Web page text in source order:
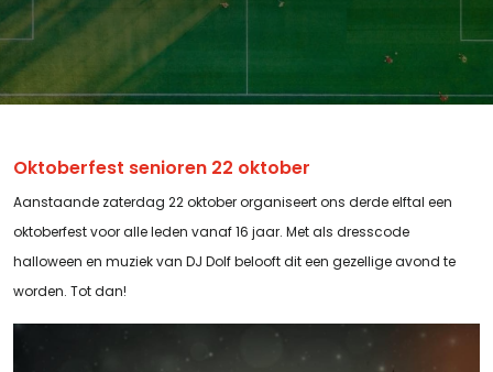
Oktoberfest senioren 22 oktober
Aanstaande zaterdag 22 oktober organiseert ons derde elftal een
oktoberfest voor alle leden vanaf 16 jaar. Met als dresscode
halloween en muziek van DJ Dolf belooft dit een gezellige avond te
worden. Tot dan!